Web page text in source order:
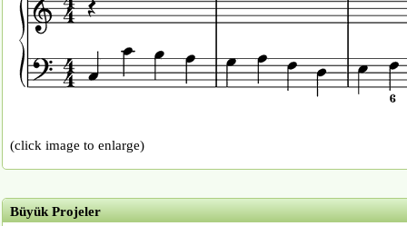
(click image to enlarge)
Büyük Projeler